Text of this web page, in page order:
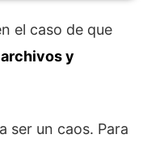
el caso de que
y
ser un caos. Para